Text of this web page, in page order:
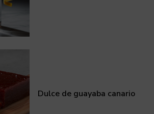
Dulce de guayaba canario